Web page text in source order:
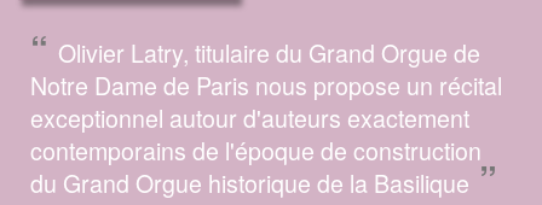
“ Olivier Latry, titulaire du Grand Orgue de
Notre Dame de Paris nous propose un récital
exceptionnel autour d'auteurs exactement
contemporains de l'époque de construction
du Grand Orgue historique de la Basilique”